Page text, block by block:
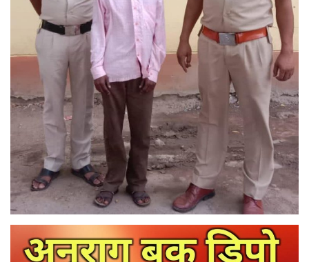
राशिफल
खेल
बिजनेस
फोटो
वीडियो